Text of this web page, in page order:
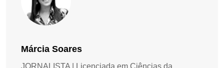
Márcia Soares
JORNALISTA | Licenciada em Ciências da